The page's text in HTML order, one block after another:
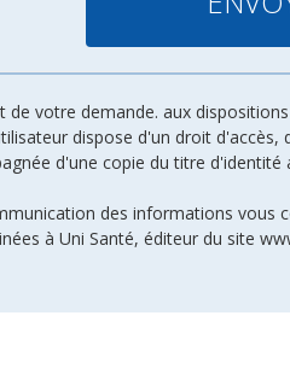
votre demande. aux
dispose d'un droit
d'une copie du titre
des informations vous
à Uni Santé, éditeur du site